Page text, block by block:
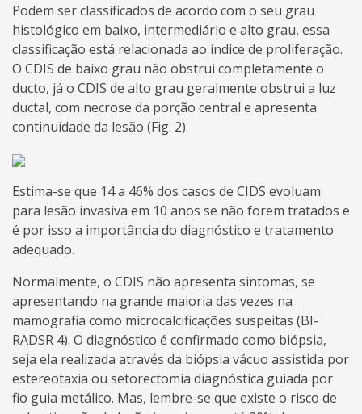
Podem ser classificados de acordo com o seu grau
histológico em baixo, intermediário e alto grau, essa
classificação está relacionada ao índice de proliferação.
O CDIS de baixo grau não obstrui completamente o
ducto, já o CDIS de alto grau geralmente obstrui a luz
ductal, com necrose da porção central e apresenta
continuidade da lesão (Fig. 2).
Estima-se que 14 a 46% dos casos de CIDS evoluam
para lesão invasiva em 10 anos se não forem tratados e
é por isso a importância do diagnóstico e tratamento
adequado.
Normalmente, o CDIS não apresenta sintomas, se
apresentando na grande maioria das vezes na
mamografia como microcalcificações suspeitas (BI-
RADSR 4). O diagnóstico é confirmado como biópsia,
seja ela realizada através da biópsia vácuo assistida por
estereotaxia ou setorectomia diagnóstica guiada por
fio guia metálico. Mas, lembre-se que existe o risco de